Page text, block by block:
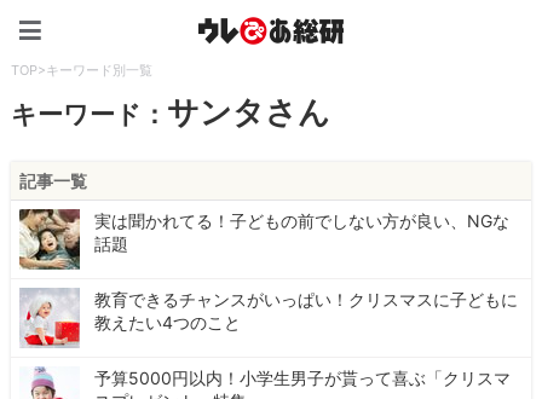
TOP>キーワード別一覧
キーワード： サンタさん
記事一覧
実は聞かれてる！子どもの前でしない方が良い、NGな
話題
教育できるチャンスがいっぱい！クリスマスに子どもに
教えたい4つのこと
予算5000円以内！小学生男子が貰って喜ぶ「クリスマ